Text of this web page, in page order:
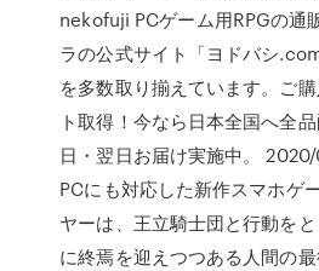
nekofuji PCゲーム用RPGの通
ラの公式サイト「ヨドバシ
を多数取り揃えています。ご
ト取得！今なら日本全国へ全
日・翌日お届け実施中。
PCにも対応した新作スマホゲ
ヤーは、王立騎士団と行動を
に終焉を迎えつつある人間の